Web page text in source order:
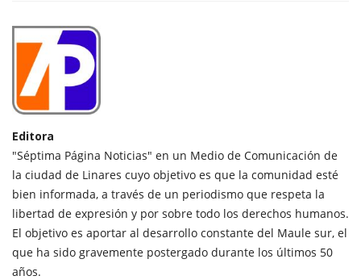
Editora
"Séptima Página Noticias" en un Medio de Comunicación de
la ciudad de Linares cuyo objetivo es que la comunidad esté
bien informada, a través de un periodismo que respeta la
libertad de expresión y por sobre todo los derechos humanos.
El objetivo es aportar al desarrollo constante del Maule sur, el
que ha sido gravemente postergado durante los últimos 50
años.